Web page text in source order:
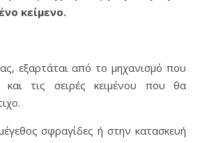
κείμενο.
εξαρτάται από το μηχανισμό που
και τις σειρές κειμένου που θα
σφραγίδες ή στην κατασκευή